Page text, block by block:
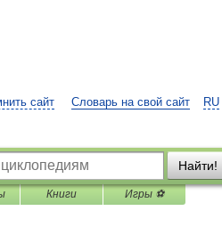
RU
сайт Словарь на свой сайт
Найти!
Книги Игры ⚽